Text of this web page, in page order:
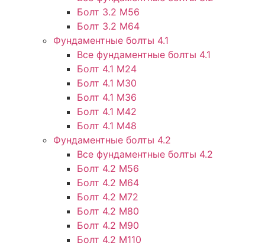
Болт 3.2 М56
Болт 3.2 М64
Фундаментные болты 4.1
Все фундаментные болты 4.1
Болт 4.1 М24
Болт 4.1 М30
Болт 4.1 М36
Болт 4.1 М42
Болт 4.1 М48
Фундаментные болты 4.2
Все фундаментные болты 4.2
Болт 4.2 М56
Болт 4.2 М64
Болт 4.2 М72
Болт 4.2 М80
Болт 4.2 М90
Болт 4.2 М110